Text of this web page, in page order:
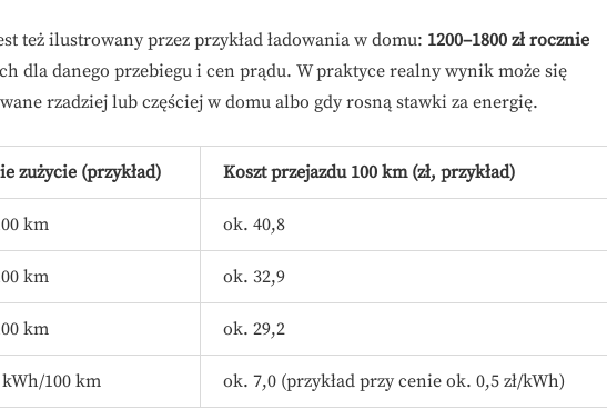
też ilustrowany przez przykład ładowania w domu: 1200–1800 zł rocznie
dla danego przebiegu i cen prądu. W praktyce realny wynik może się
rzadziej lub częściej w domu albo gdy rosną stawki za energię.
zużycie (przykład) Koszt przejazdu 100 km (zł, przykład)
km ok. 40,8
km ok. 32,9
km ok. 29,2
kWh/100 km ok. 7,0 (przykład przy cenie ok. 0,5 zł/kWh)